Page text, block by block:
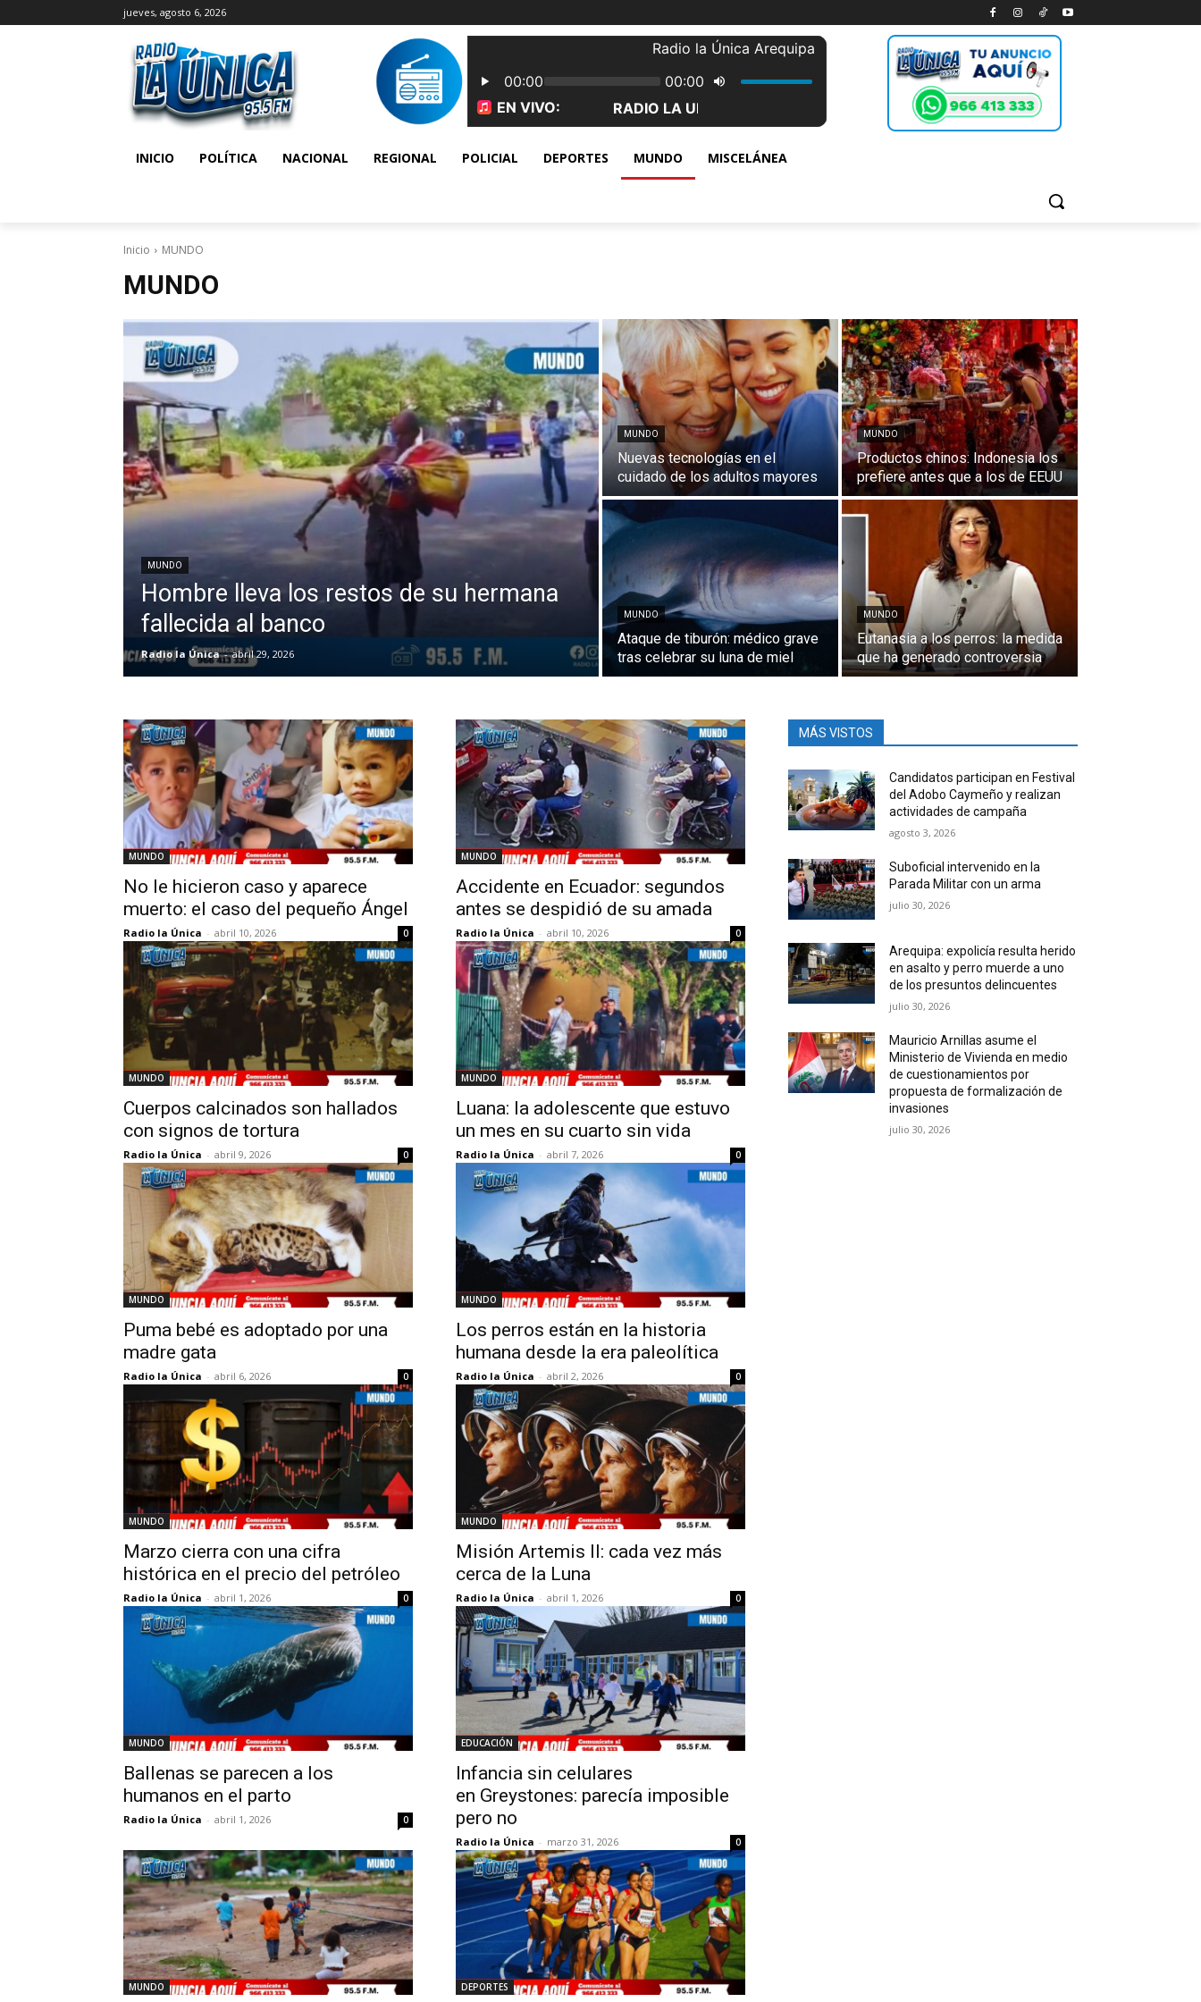
jueves, agosto 6, 2026
INICIO POLÍTICA NACIONAL REGIONAL POLICIAL DEPORTES MUNDO MISCELÁNEA
Inicio MUNDO
MUNDO
MUNDO
Hombre lleva los restos de su hermana
fallecida al banco
Radio la Única - abril 29, 2026
MUNDO
Nuevas tecnologías en el
cuidado de los adultos mayores
MUNDO
Productos chinos: Indonesia los
prefiere antes que a los de EEUU
MUNDO
Ataque de tiburón: médico grave
tras celebrar su luna de miel
MUNDO
Eutanasia a los perros: la medida
que ha generado controversia
MUNDO
No le hicieron caso y aparece
muerto: el caso del pequeño Ángel
Radio la Única - abril 10, 2026 0
MUNDO
Accidente en Ecuador: segundos
antes se despidió de su amada
Radio la Única - abril 10, 2026 0
MUNDO
Cuerpos calcinados son hallados
con signos de tortura
Radio la Única - abril 9, 2026 0
MUNDO
Luana: la adolescente que estuvo
un mes en su cuarto sin vida
Radio la Única - abril 7, 2026 0
MUNDO
Puma bebé es adoptado por una
madre gata
Radio la Única - abril 6, 2026 0
MUNDO
Los perros están en la historia
humana desde la era paleolítica
Radio la Única - abril 2, 2026 0
MUNDO
Marzo cierra con una cifra
histórica en el precio del petróleo
Radio la Única - abril 1, 2026 0
MUNDO
Misión Artemis II: cada vez más
cerca de la Luna
Radio la Única - abril 1, 2026 0
MUNDO
Ballenas se parecen a los
humanos en el parto
Radio la Única - abril 1, 2026 0
EDUCACIÓN
Infancia sin celulares
en Greystones: parecía imposible
pero no
Radio la Única - marzo 31, 2026 0
MUNDO DEPORTES
MÁS VISTOS
Candidatos participan en Festival
del Adobo Caymeño y realizan
actividades de campaña
agosto 3, 2026
Suboficial intervenido en la
Parada Militar con un arma
julio 30, 2026
Arequipa: expolicía resulta herido
en asalto y perro muerde a uno
de los presuntos delincuentes
julio 30, 2026
Mauricio Arnillas asume el
Ministerio de Vivienda en medio
de cuestionamientos por
propuesta de formalización de
invasiones
julio 30, 2026